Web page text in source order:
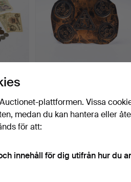
parti
Klubbades 24 okt 2025
3 bud
plattformen. Vissa
medan du kan hantera eller
för att:
innehåll för dig utifrån hur du